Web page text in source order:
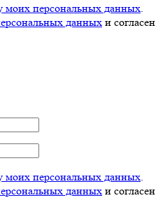
моих персональных данных
данных и
моих персональных данных
данных и